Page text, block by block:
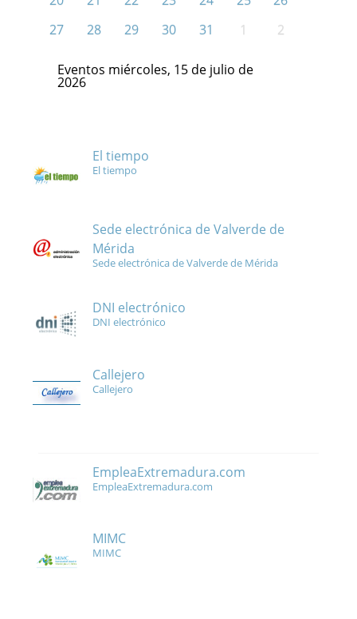
27
28 29 30 31 1 2
Eventos miércoles, 15 de julio de
2026
El tiempo
El tiempo
Sede electrónica de Valverde de
Mérida
Sede electrónica de Valverde de Mérida
DNI electrónico
DNI electrónico
Callejero
Callejero
EmpleaExtremadura.com
EmpleaExtremadura.com
MIMC
MIMC